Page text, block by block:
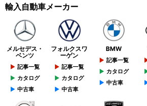
輸入自動車メーカー
メルセデス・
ベンツ
記事一覧
カタログ
中古車
フォルクスワ
ーゲン
記事一覧
カタログ
中古車
BMW
記事一覧
カタログ
中古車